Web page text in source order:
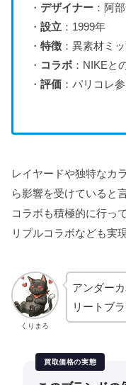
・ デザイナー：阿
・ 設立：1999年
・ 特徴：異素材ミ
・ コラボ：NIKEと
・ 評価：パリコレ
レイヤードや独特なカ
ら影響を受けていると
コラボも積極的に行っ
リプルコラボなども実
くりまろ
アンダー
リートブ
買取価格の実態